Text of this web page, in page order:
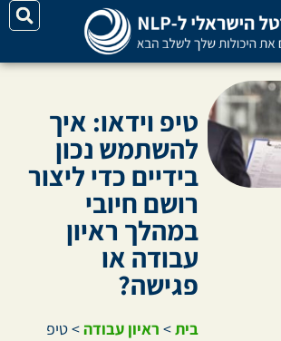
טיפ וידאו: איך
להשתמש נכון
בידיים כדי ליצור
רושם חיובי
במהלך ראיון
עבודה או
פגישה?
בית> ראיון עבודה>טיפ